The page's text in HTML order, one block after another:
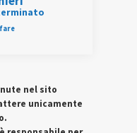
nel sito
unicamente